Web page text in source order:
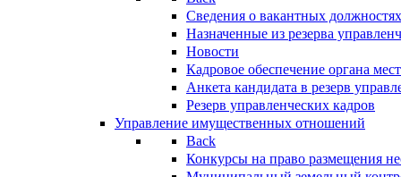
Сведения о вакантных
Назначенные из резерва
Новости
Кадровое обеспечение органа
Анкета кандидата в резерв
Резерв управленческих кадров
Управление имущественных отношений
Back
Конкурсы на право размещения